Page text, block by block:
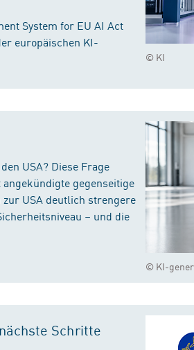
© KI
System for EU AI Act
europäischen KI-
© KI-
USA? Diese Frage
gegenseitige
USA deutlich strengere
– und die
Schritte